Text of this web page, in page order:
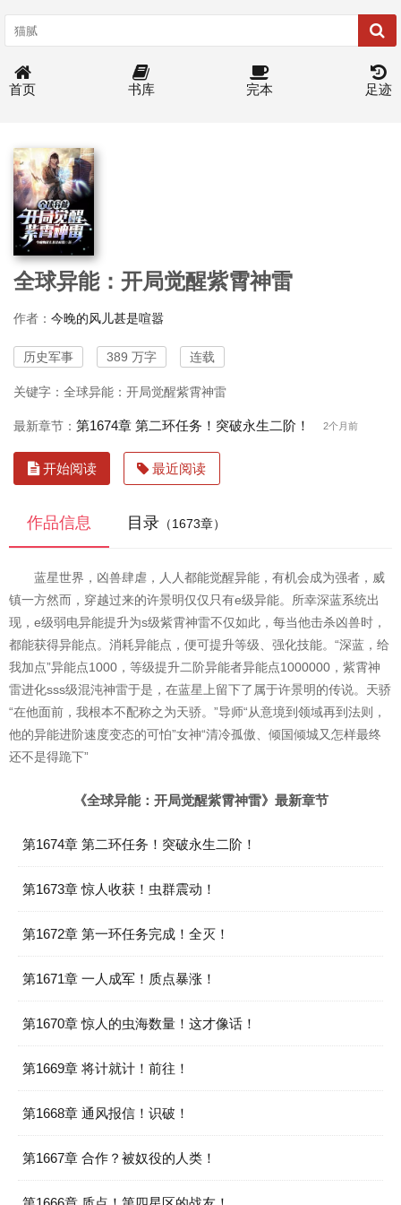
首页 书库 完本 足迹
全球异能：开局觉醒紫霄神雷
作者： 今晚的风儿甚是喧嚣
历史军事 389 万字 连载
关键字：全球异能：开局觉醒紫霄神雷
最新章节： 第1674章 第二环任务！突破永生二阶！ 2个月前
开始阅读 最近阅读
作品信息 目录 （1673章）
蓝星世界，凶兽肆虐，人人都能觉醒异能，有机会成为强者，威
镇一方然而，穿越过来的许景明仅仅只有e级异能。所幸深蓝系统出
现，e级弱电异能提升为s级紫霄神雷不仅如此，每当他击杀凶兽时，
都能获得异能点。消耗异能点，便可提升等级、强化技能。“深蓝，给
我加点”异能点1000，等级提升二阶异能者异能点1000000，紫霄神
雷进化sss级混沌神雷于是，在蓝星上留下了属于许景明的传说。天骄
“在他面前，我根本不配称之为天骄。”导师“从意境到领域再到法则，
他的异能进阶速度变态的可怕”女神“清冷孤傲、倾国倾城又怎样最终
还不是得跪下”
《全球异能：开局觉醒紫霄神雷》最新章节
第1674章 第二环任务！突破永生二阶！
第1673章 惊人收获！虫群震动！
第1672章 第一环任务完成！全灭！
第1671章 一人成军！质点暴涨！
第1670章 惊人的虫海数量！这才像话！
第1669章 将计就计！前往！
第1668章 通风报信！识破！
第1667章 合作？被奴役的人类！